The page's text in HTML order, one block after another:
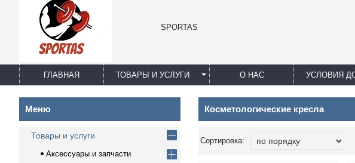
SPORTAS
ГЛАВНАЯ ТОВАРЫ И УСЛУГИ О НАС УСЛОВИЯ
Косметологические кресла
Товары и услуги
Аксессуары и запчасти